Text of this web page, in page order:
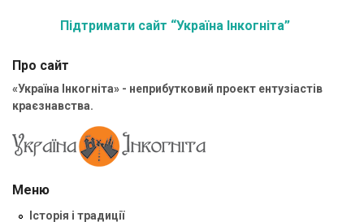
Підтримати сайт “Україна Інкогніта”
Про сайт
«Україна Інкогніта» - неприбутковий проект ентузіастів
краєзнавства.
Меню
Історія і традиції